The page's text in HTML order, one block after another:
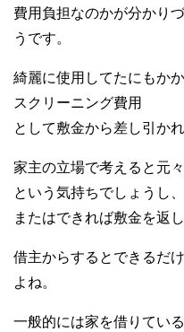
費用負担なのかが分かり
うです。
綺麗に使用してたにもか
スクリーニング費用
として敷金から差し引か
家主の立場で考えると元
という気持ちでしょうし、
またはできれば敷金を返
借主からするとできるだ
よね。
一般的には家を借りてい